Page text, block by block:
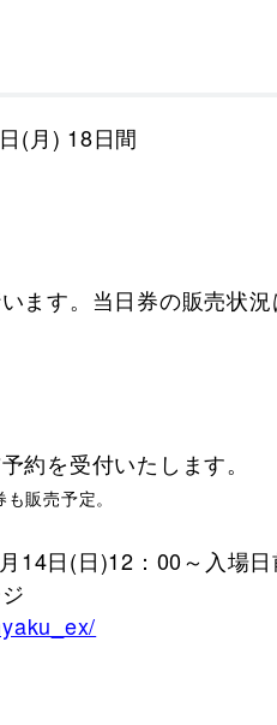
(月) 18日間
ます。当日券の販売状
約を受付いたします。
販売予定。
14日(日)12：00～入場
ジ